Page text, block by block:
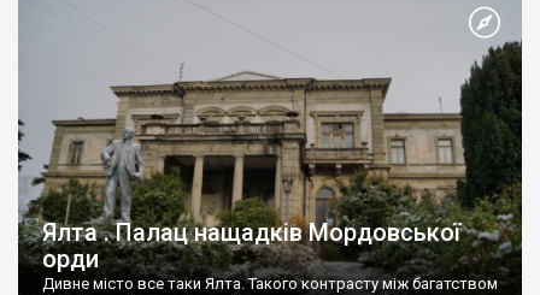
Ялта . Палац нащадків Мордовської
орди
Дивне місто все таки Ялта. Такого контрасту між багатством